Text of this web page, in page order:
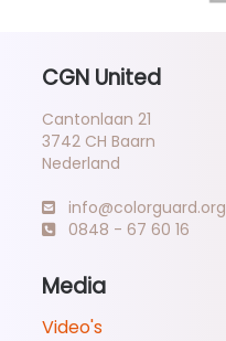
CGN United
Cantonlaan 21
3742 CH Baarn
Nederland
info@colorguard.org
0848 - 67 60 16
Media
Video's